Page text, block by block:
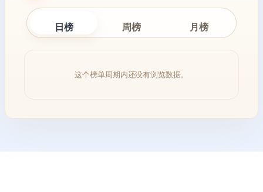
日榜 周榜 月榜
这个榜单周期内还没有浏览数据。